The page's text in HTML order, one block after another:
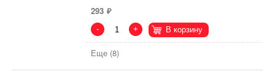
293
- + В корзину
Еще (8)